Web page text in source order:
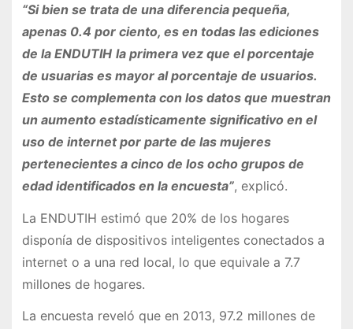
“Si bien se trata de una diferencia pequeña,
apenas 0.4 por ciento, es en todas las ediciones
de la ENDUTIH la primera vez que el porcentaje
de usuarias es mayor al porcentaje de usuarios.
Esto se complementa con los datos que muestran
un aumento estadísticamente significativo en el
uso de internet por parte de las mujeres
pertenecientes a cinco de los ocho grupos de
edad identificados en la encuesta”, explicó.
La ENDUTIH estimó que 20% de los hogares
disponía de dispositivos inteligentes conectados a
internet o a una red local, lo que equivale a 7.7
millones de hogares.
La encuesta reveló que en 2013, 97.2 millones de